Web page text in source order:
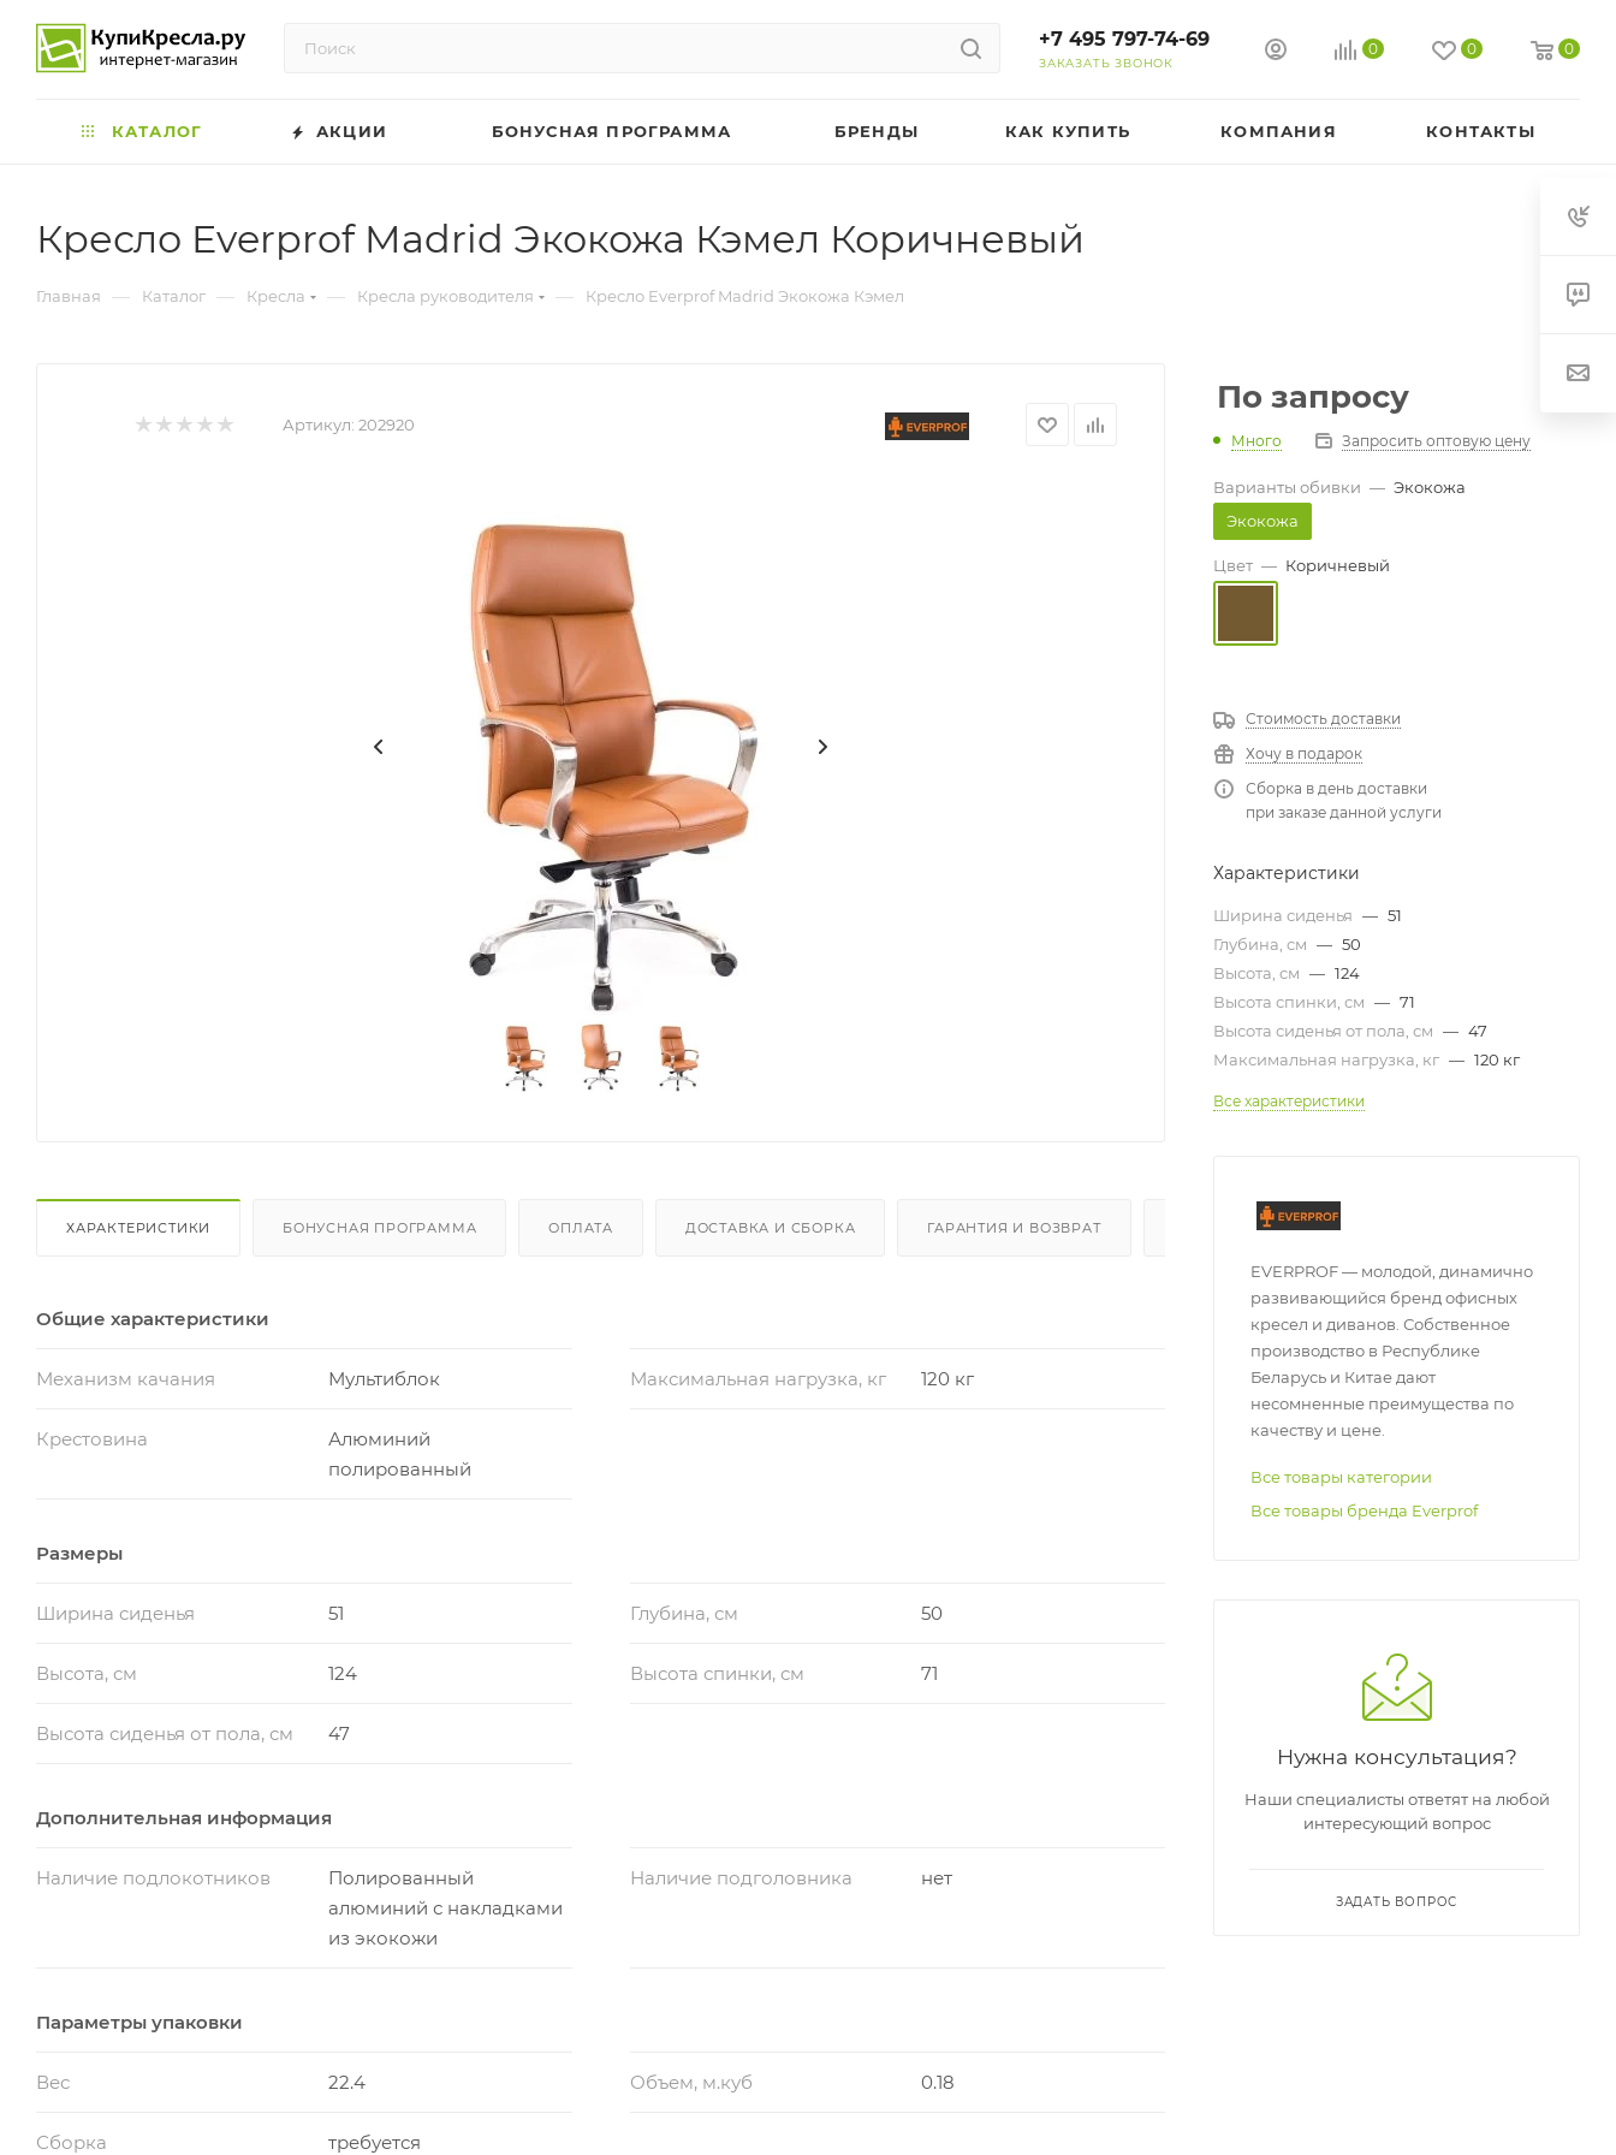
+7 495 797-74-69
ЗАКАЗАТЬ ЗВОНОК
0 0 0
КАТАЛОГ АКЦИИ БОНУСНАЯ ПРОГРАММА БРЕНДЫ КАК КУПИТЬ КОМПАНИЯ КОНТАКТЫ
Кресло Everprof Madrid Экокожа Кэмел Коричневый
Главная — Каталог — Кресла — Кресла руководителя — Кресло Everprof Madrid Экокожа Кэмел
Артикул: 202920
ХАРАКТЕРИСТИКИ БОНУСНАЯ ПРОГРАММА ОПЛАТА ДОСТАВКА И СБОРКА ГАРАНТИЯ И ВОЗВРАТ
Общие характеристики
Механизм качания Мультиблок Максимальная нагрузка, кг 120 кг
Крестовина
Алюминий
полированный
Размеры
Ширина сиденья 51 Глубина, см 50
Высота, см 124 Высота спинки, см 71
Высота сиденья от пола, см 47
Дополнительная информация
Наличие подлокотников
Полированный
алюминий с накладками
из экокожи
Наличие подголовника нет
Параметры упаковки
Вес 22.4 Объем, м.куб 0.18
Сборка требуется
По запросу
Много Запросить оптовую цену
Варианты обивки — Экокожа
Экокожа
Цвет — Коричневый
Стоимость доставки
Хочу в подарок
Сборка в день доставки
при заказе данной услуги
Характеристики
Ширина сиденья — 51
Глубина, см — 50
Высота, см — 124
Высота спинки, см — 71
Высота сиденья от пола, см — 47
Максимальная нагрузка, кг — 120 кг
Все характеристики
EVERPROF — молодой, динамично
развивающийся бренд офисных
кресел и диванов. Собственное
производство в Республике
Беларусь и Китае дают
несомненные преимущества по
качеству и цене.
Все товары категории
Все товары бренда Everprof
Нужна консультация?
Наши специалисты ответят на любой
интересующий вопрос
ЗАДАТЬ ВОПРОС